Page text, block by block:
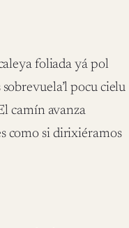
foliada yá pol
pocu cielu
camín avanza
como si dirixiéramos